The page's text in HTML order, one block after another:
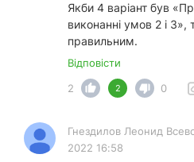
Якби 4 варіант був
виконанні умов 2 і 3»,
правильним.
Відповісти
2
2 0
Гнездилов Леонид
2022 16:58